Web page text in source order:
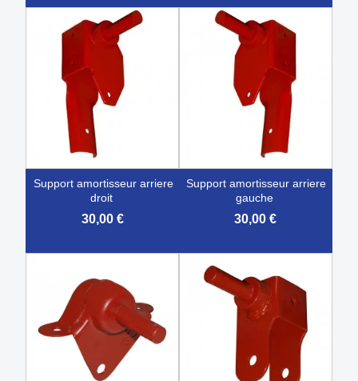
support amortisseur arriere
droit
30,00 €
support amortisseur arriere
gauche
30,00 €